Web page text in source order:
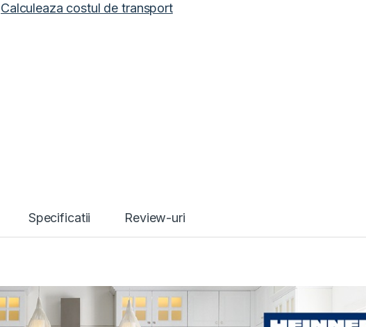
Calculeaza costul de transport
Specificatii Review-uri